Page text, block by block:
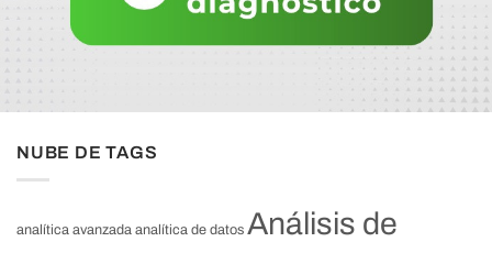
NUBE DE TAGS
analítica avanzada analítica de datos Análisis de